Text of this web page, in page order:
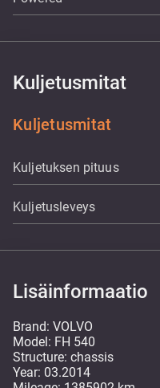
Kuljetusmitat
Kuljetusmitat
Kuljetuksen pituus
Kuljetusleveys
Lisäinformaatio
Brand: VOLVO
Model: FH 540
Structure: chassis
Year: 03.2014